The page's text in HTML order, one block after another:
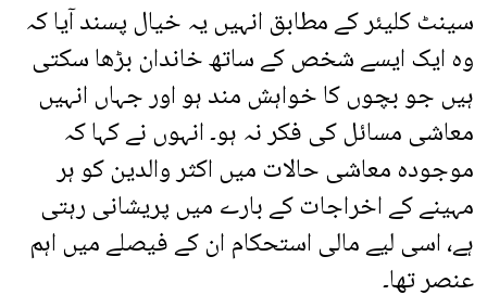
سینٹ کلیئر کے مطابق انہیں یہ خیال پسند آیا کہ
وہ ایک ایسے شخص کے ساتھ خاندان بڑھا سکتی
ہیں جو بچوں کا خواہش مند ہو اور جہاں انہیں
معاشی مسائل کی فکر نہ ہو۔ انہوں نے کہا کہ
موجودہ معاشی حالات میں اکثر والدین کو ہر
مہینے کے اخراجات کے بارے میں پریشانی رہتی
ہے، اسی لیے مالی استحکام ان کے فیصلے میں اہم
عنصر تھا۔